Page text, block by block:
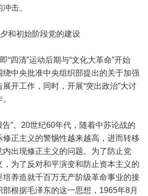
击。
和初始阶段党的建设
“四清”运动后期与“文化大革命”开始
中央批准中央组织部提出的关于加强
开工作，同时，开展“突出政治”大讨
告”。20世纪60年代，随着中苏论战的
修正主义的警惕性越来越高，进而转移
出现修正主义的问题。为了防止党
，为了反对和平演变和防止资本主义的
培养造就千百万无产阶级革命事业的接
根据毛泽东的这一思想，1965年8月